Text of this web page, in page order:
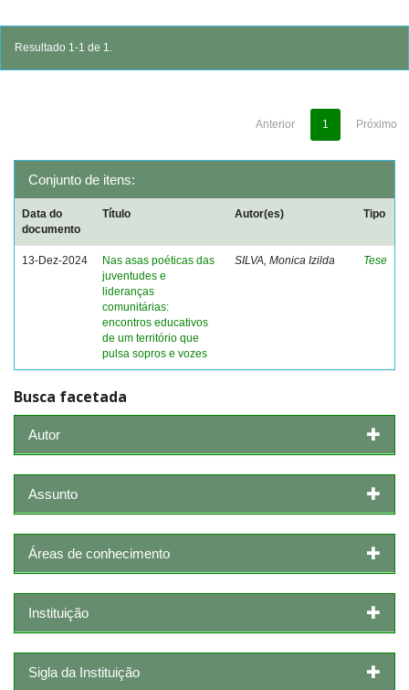
Resultado 1-1 de 1.
Anterior 1 Próximo
Conjunto de itens:
Data do
documento
Título Autor(es) Tipo
13-Dez-2024
Nas asas poéticas das
juventudes e
lideranças
comunitárias:
encontros educativos
de um território que
pulsa sopros e vozes
SILVA, Monica Izilda Tese
Busca facetada
Autor
Assunto
Áreas de conhecimento
Instituição
Sigla da Instituição